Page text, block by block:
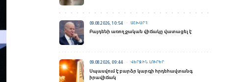
09.08.2026, 10:54 ԱՇԽԱՐՀ
Բայդենի առողջական վիճակը վատացել է
09.08.2026, 09:44 ՎԵՐՋԻՆ ԼՈՒՐԵՐ
Սպասվում է բարձր կարգի հրդեհավտանգ
իրավիճակ